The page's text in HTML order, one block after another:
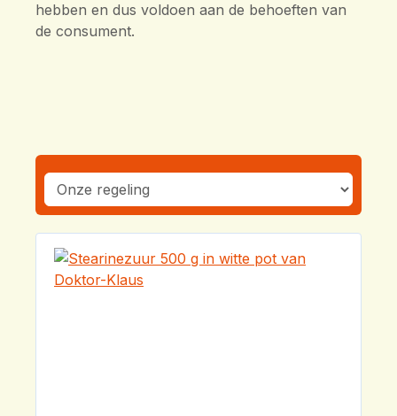
hebben en dus voldoen aan de behoeften van
de consument.